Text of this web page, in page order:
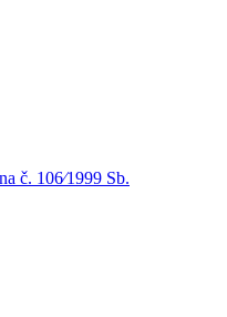
č. 106⁄1999 Sb.